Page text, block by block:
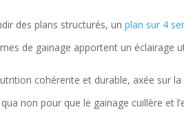
des plans structurés, unplan sur 4
de gainage apportent un éclairage
cohérente et durable, axée sur
non pour que le gainage cuillère et